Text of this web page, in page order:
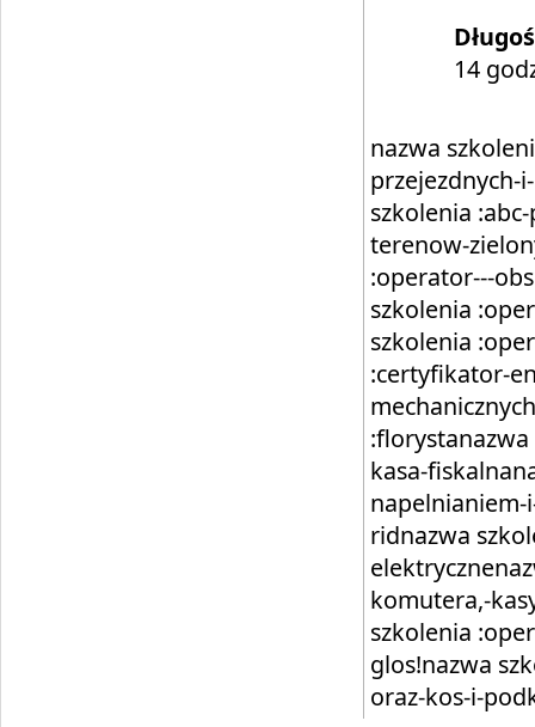
14
nazwa
przejezdnych-
szkolenia
terenow-
:operator---
szkolenia
szkolenia
:certyfikator-
kasa-
ridnazwa
komutera,-
szkolenia
glos!nazwa
oraz-kos-i-